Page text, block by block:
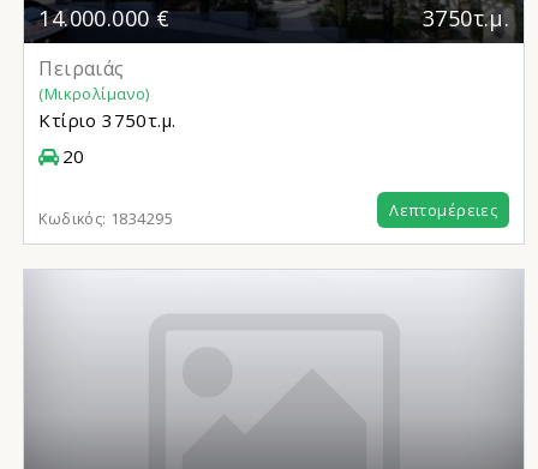
14.000.000 € 3750τ.μ.
Πειραιάς
(Μικρολίμανο)
Κτίριο 3750τ.μ.
20
Κωδικός: 1834295 Λεπτομέρειες